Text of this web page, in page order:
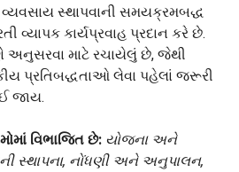
સ્થાપવાની સમયક્રમબદ્ધ
વ્યાપક કાર્યપ્રવાહ પ્રદાન કરે છે.
માટે રચાયેલું છે, જેથી
પ્રતિબદ્ધતાઓ લેવા પહેલાં જરૂરી
જાય.
વિભાજિત છે: યોજના અને
સ્થાપના, નોંધણી અને અનુપાલન,